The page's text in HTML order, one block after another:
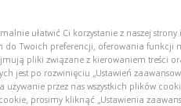
ułatwić Ci korzystanie z naszej
do Twoich preferencji, oferowania funkcji
pliki związane z kierowaniem treści
jest po rozwinięciu „Ustawień
używanie przez nas wszystkich plików
prosimy kliknąć „Ustawienia